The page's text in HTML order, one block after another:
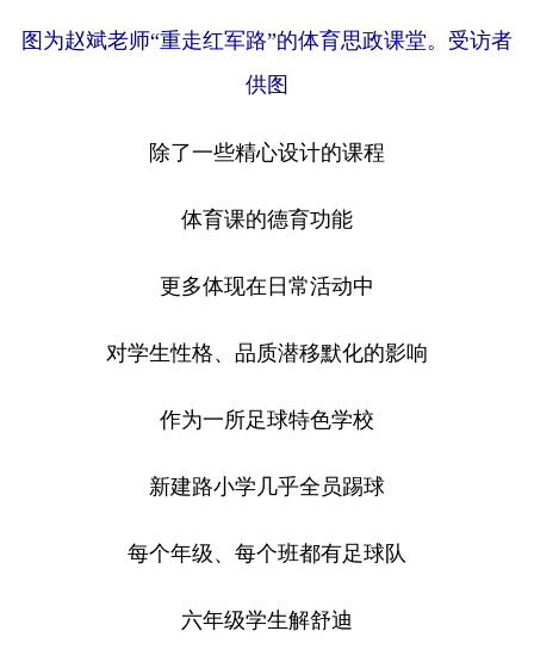
图为赵斌老师“重走红军路”的体育思政课堂。受访者
供图
除了一些精心设计的课程
体育课的德育功能
更多体现在日常活动中
对学生性格、品质潜移默化的影响
作为一所足球特色学校
新建路小学几乎全员踢球
每个年级、每个班都有足球队
六年级学生解舒迪